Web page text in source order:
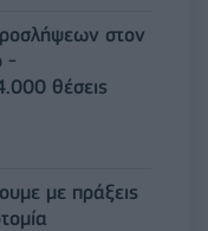
στον
-
θέσεις
με πράξεις